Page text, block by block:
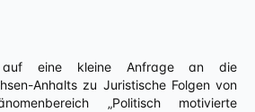
Anhalts zu Juristische Folgen von
„Politisch motivierte